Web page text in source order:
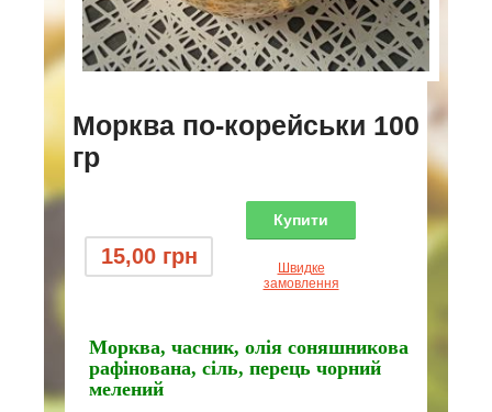
Морква по-корейськи 100
гр
15,00 грн
Купити
Швидке
замовлення
Морква, часник, олія соняшникова
рафінована, сіль, перець чорний
мелений